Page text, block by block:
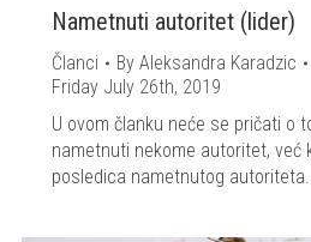
Nametnuti autoritet (lider)
Članci By Aleksandra Karadzic
Friday July 26th, 2019
U ovom članku neće se pričati o
nametnuti nekome autoritet, već
posledica nametnutog autoriteta.